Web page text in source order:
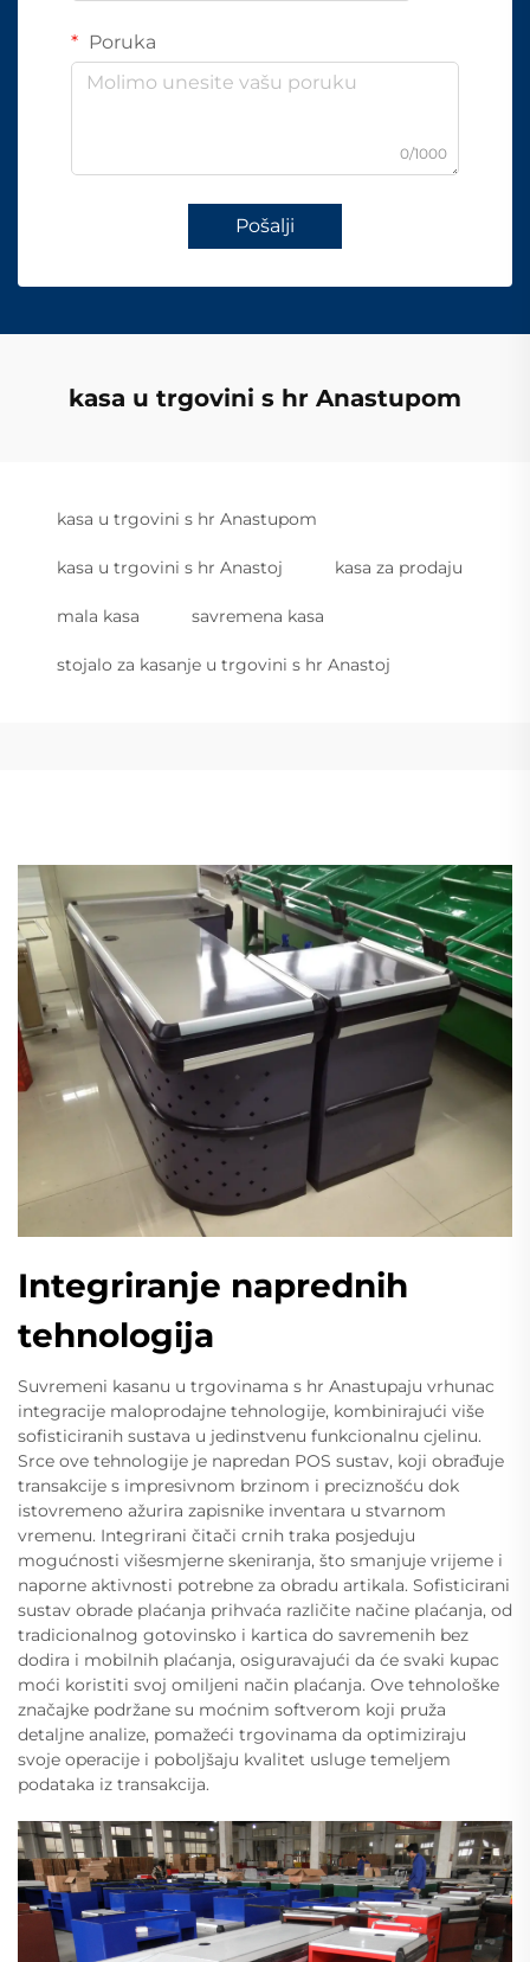
Poruka
0/1000
Pošalji
kasa u trgovini s hr Anastupom
kasa u trgovini s hr Anastupom
kasa u trgovini s hr Anastoj kasa za prodaju
mala kasa savremena kasa
stojalo za kasanje u trgovini s hr Anastoj
Integriranje naprednih
tehnologija
Suvremeni kasanu u trgovinama s hr Anastupaju vrhunac
integracije maloprodajne tehnologije, kombinirajući više
sofisticiranih sustava u jedinstvenu funkcionalnu cjelinu.
Srce ove tehnologije je napredan POS sustav, koji obrađuje
transakcije s impresivnom brzinom i preciznošću dok
istovremeno ažurira zapisnike inventara u stvarnom
vremenu. Integrirani čitači crnih traka posjeduju
mogućnosti višesmjerne skeniranja, što smanjuje vrijeme i
naporne aktivnosti potrebne za obradu artikala. Sofisticirani
sustav obrade plaćanja prihvaća različite načine plaćanja, od
tradicionalnog gotovinsko i kartica do savremenih bez
dodira i mobilnih plaćanja, osiguravajući da će svaki kupac
moći koristiti svoj omiljeni način plaćanja. Ove tehnološke
značajke podržane su moćnim softverom koji pruža
detaljne analize, pomažeći trgovinama da optimiziraju
svoje operacije i poboljšaju kvalitet usluge temeljem
podataka iz transakcija.